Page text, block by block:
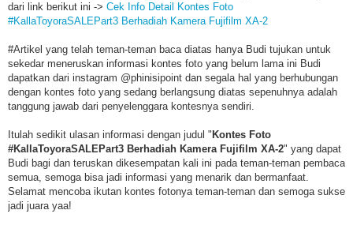
dari link berikut ini -> Cek Info Detail Kontes Foto
#KallaToyoraSALEPart3 Berhadiah Kamera Fujifilm XA-2
#Artikel yang telah teman-teman baca diatas hanya Budi tujukan untuk
sekedar meneruskan informasi kontes foto yang belum lama ini Budi
dapatkan dari instagram @phinisipoint dan segala hal yang berhubungan
dengan kontes foto yang sedang berlangsung diatas sepenuhnya adalah
tanggung jawab dari penyelenggara kontesnya sendiri.
Itulah sedikit ulasan informasi dengan judul " Kontes Foto
#KallaToyoraSALEPart3 Berhadiah Kamera Fujifilm XA-2" yang dapat
Budi bagi dan teruskan dikesempatan kali ini pada teman-teman pembaca
semua, semoga bisa jadi informasi yang menarik dan bermanfaat.
Selamat mencoba ikutan kontes fotonya teman-teman dan semoga sukse
jadi juara yaa!